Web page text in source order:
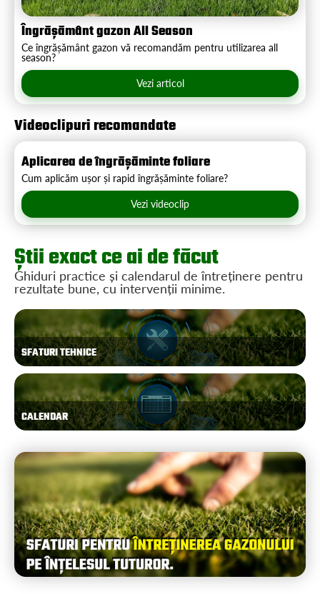
Îngrășământ gazon All Season
Ce îngrășământ gazon vă recomandăm pentru utilizarea all
season?
Vezi articol
Videoclipuri recomandate
Aplicarea de îngrășăminte foliare
Cum aplicăm ușor și rapid îngrășăminte foliare?
Vezi videoclip
Știi exact ce ai de făcut
Ghiduri practice și calendarul de întreținere pentru
rezultate bune, cu intervenții minime.
SFATURI TEHNICE
CALENDAR